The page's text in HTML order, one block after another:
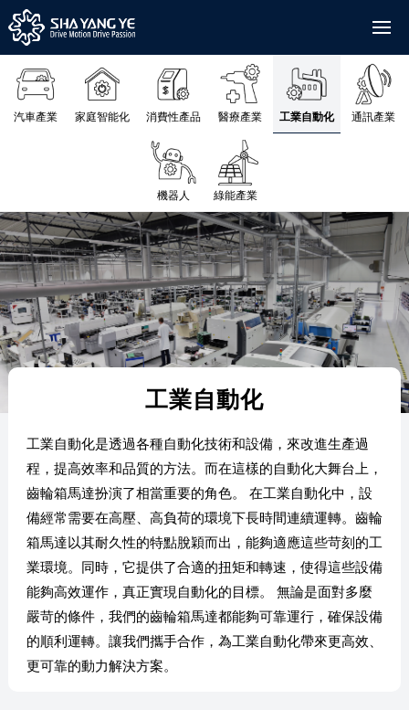
汽車產業 家庭智能化 消費性產品 醫療產業 工業自動化 通訊產業
機器人 綠能產業
工業自動化
工業自動化是透過各種自動化技術和設備，來改進生產過
程，提高效率和品質的方法。而在這樣的自動化大舞台上，
齒輪箱馬達扮演了相當重要的角色。 在工業自動化中，設
備經常需要在高壓、高負荷的環境下長時間連續運轉。齒輪
箱馬達以其耐久性的特點脫穎而出，能夠適應這些苛刻的工
業環境。同時，它提供了合適的扭矩和轉速，使得這些設備
能夠高效運作，真正實現自動化的目標。 無論是面對多麼
嚴苛的條件，我們的齒輪箱馬達都能夠可靠運行，確保設備
的順利運轉。讓我們攜手合作，為工業自動化帶來更高效、
更可靠的動力解決方案。